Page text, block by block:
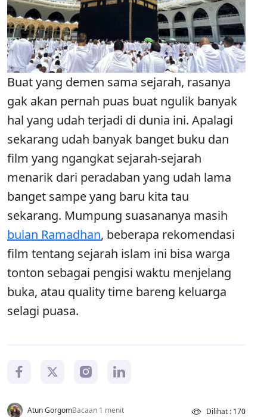
Buat yang demen sama sejarah, rasanya
gak akan pernah puas buat ngulik banyak
hal yang udah terjadi di dunia ini. Apalagi
sekarang udah banyak banget buku dan
film yang ngangkat sejarah-sejarah
menarik dari peradaban yang udah lama
banget sampe yang baru kita tau
sekarang. Mumpung suasananya masih
bulan Ramadhan, beberapa rekomendasi
film tentang sejarah islam ini bisa warga
tonton sebagai pengisi waktu menjelang
buka, atau quality time bareng keluarga
selagi puasa.
Atun GorgomBacaan 1 menit Dilihat : 170